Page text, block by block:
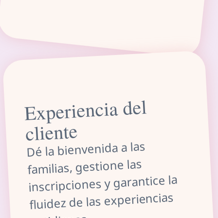
Experiencia del
cliente
Dé la bienvenida a las
familias, gestione las
inscripciones y garantice la
fluidez de las experiencias